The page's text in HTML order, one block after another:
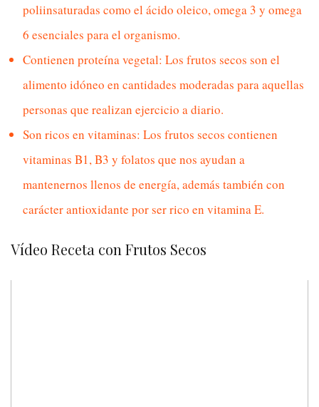
poliinsaturadas como el ácido oleico, omega 3 y omega
6 esenciales para el organismo.
Contienen proteína vegetal: Los frutos secos son el
alimento idóneo en cantidades moderadas para aquellas
personas que realizan ejercicio a diario.
Son ricos en vitaminas: Los frutos secos contienen
vitaminas B1, B3 y folatos que nos ayudan a
mantenernos llenos de energía, además también con
carácter antioxidante por ser rico en vitamina E.
Vídeo Receta con Frutos Secos